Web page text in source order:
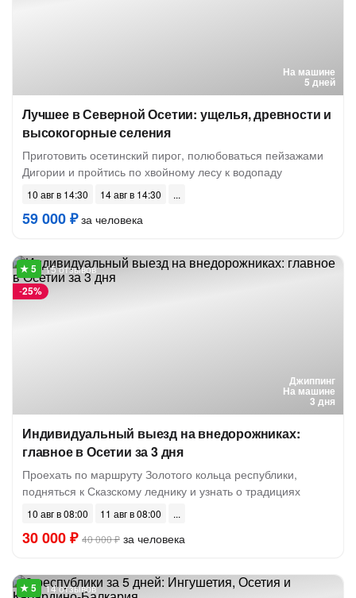
На машине
5 дней
Лучшее в Северной Осетии: ущелья, древности и
высокогорные селения
Приготовить осетинский пирог, полюбоваться пейзажами
Дигории и пройтись по хвойному лесу к водопаду
10 авг в 14:30 14 авг в 14:30
59 000 ₽за человека
Джиппинг
На машине
3 дня
-25%
15 отзывов
Индивидуальный выезд на внедорожниках:
главное в Осетии за 3 дня
Проехать по маршруту Золотого кольца республики,
подняться к Сказскому леднику и узнать о традициях
10 авг в 08:00 11 авг в 08:00
30 000 ₽ 40 000 ₽ за человека
14 отзывов